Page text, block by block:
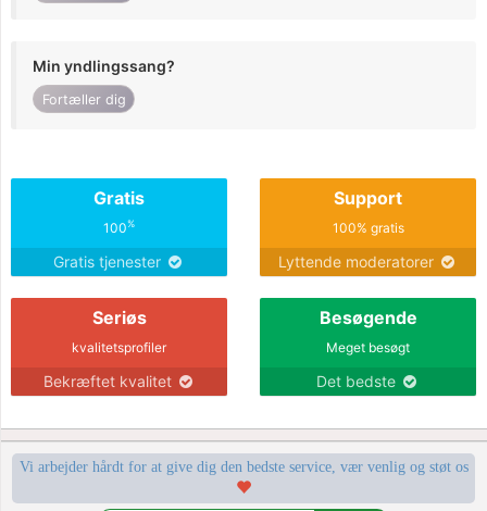
Min yndlingssang?
Fortæller dig
Gratis
100%
Gratis tjenester
Support
100% gratis
Lyttende moderatorer
Seriøs
kvalitetsprofiler
Bekræftet kvalitet
Besøgende
Meget besøgt
Det bedste
Vi arbejder hårdt for at give dig den bedste service, vær venlig og støt os